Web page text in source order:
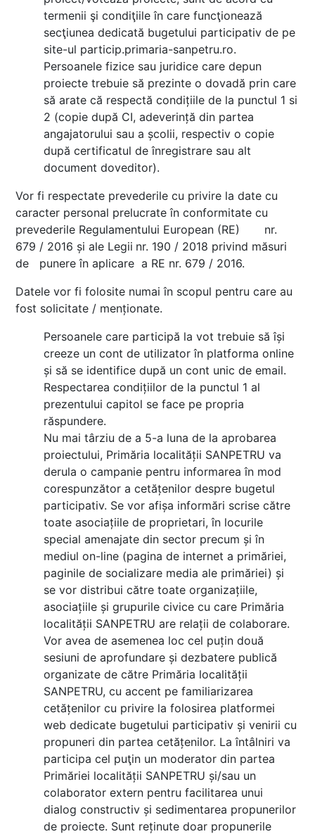
termenii şi condiţiile în care funcţionează
secţiunea dedicată bugetului participativ de pe
site-ul particip.primaria-sanpetru.ro.
Persoanele fizice sau juridice care depun
proiecte trebuie să prezinte o dovadă prin care
să arate că respectă condițiile de la punctul 1 si
2 (copie după CI, adeverință din partea
angajatorului sau a școlii, respectiv o copie
după certificatul de înregistrare sau alt
document doveditor).
Vor fi respectate prevederile cu privire la date cu
caracter personal prelucrate în conformitate cu
prevederile Regulamentului European (RE) nr.
679 / 2016 și ale Legii nr. 190 / 2018 privind măsuri
de punere în aplicare a RE nr. 679 / 2016.
Datele vor fi folosite numai în scopul pentru care au
fost solicitate / menționate.
Persoanele care participă la vot trebuie să își
creeze un cont de utilizator în platforma online
și să se identifice după un cont unic de email.
Respectarea condițiilor de la punctul 1 al
prezentului capitol se face pe propria
răspundere.
Nu mai târziu de a 5-a luna de la aprobarea
proiectului, Primăria localității SANPETRU va
derula o campanie pentru informarea în mod
corespunzător a cetățenilor despre bugetul
participativ. Se vor afișa informări scrise către
toate asociațiile de proprietari, în locurile
special amenajate din sector precum și în
mediul on-line (pagina de internet a primăriei,
paginile de socializare media ale primăriei) și
se vor distribui către toate organizațiile,
asociațiile și grupurile civice cu care Primăria
localității SANPETRU are relații de colaborare.
Vor avea de asemenea loc cel puțin două
sesiuni de aprofundare și dezbatere publică
organizate de către Primăria localității
SANPETRU, cu accent pe familiarizarea
cetățenilor cu privire la folosirea platformei
web dedicate bugetului participativ și venirii cu
propuneri din partea cetățenilor. La întâlniri va
participa cel puţin un moderator din partea
Primăriei localității SANPETRU și/sau un
colaborator extern pentru facilitarea unui
dialog constructiv și sedimentarea propunerilor
de proiecte. Sunt reținute doar propunerile